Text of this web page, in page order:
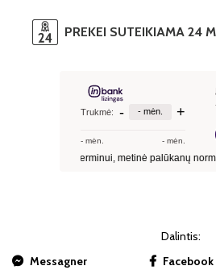
PREKEI SUTEIKIAMA 24
Dalintis:
Messagner
Facebook